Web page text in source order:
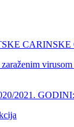
CARINSKE
GODINI: